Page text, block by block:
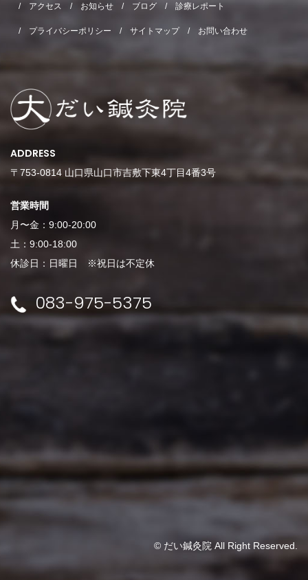
アクセス お知らせ ブログ 診療レポート
プライバシーポリシー サイトマップ お問い合わせ
ADDRESS
〒753-0814 山口県山口市吉敷下東4丁目4番3号
営業時間
月〜金：9:00-20:00
土：9:00-18:00
休診日：日曜日 ※祝日は不定休
083-975-5375
© だい鍼灸院 All Right Reserved.